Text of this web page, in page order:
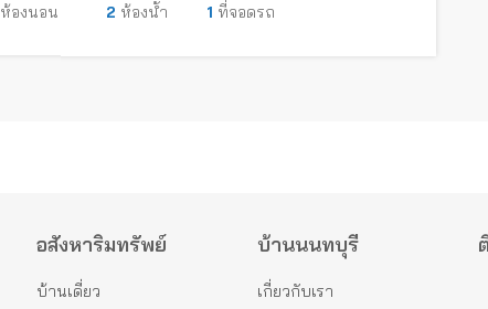
ห้องนอน 2 ห้องน้ำ 1 ที่จอดรถ
อสังหาริมทรัพย์
บ้านเดี่ยว
บ้านนนทบุรี
เกี่ยวกับเรา